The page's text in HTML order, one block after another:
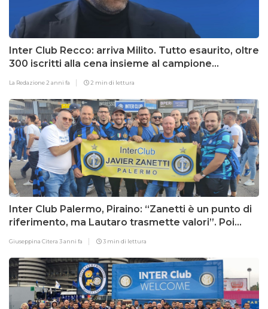
Inter Club Recco: arriva Milito. Tutto esaurito, oltre
300 iscritti alla cena insieme al campione
La Redazione 2 anni fa 2 min di lettura
Inter Club Palermo, Piraino: “Zanetti è un punto di
riferimento, ma Lautaro trasmette valori”. Poi
svela un aneddoto su Barella
Giuseppina Citera 3 anni fa 3 min di lettura